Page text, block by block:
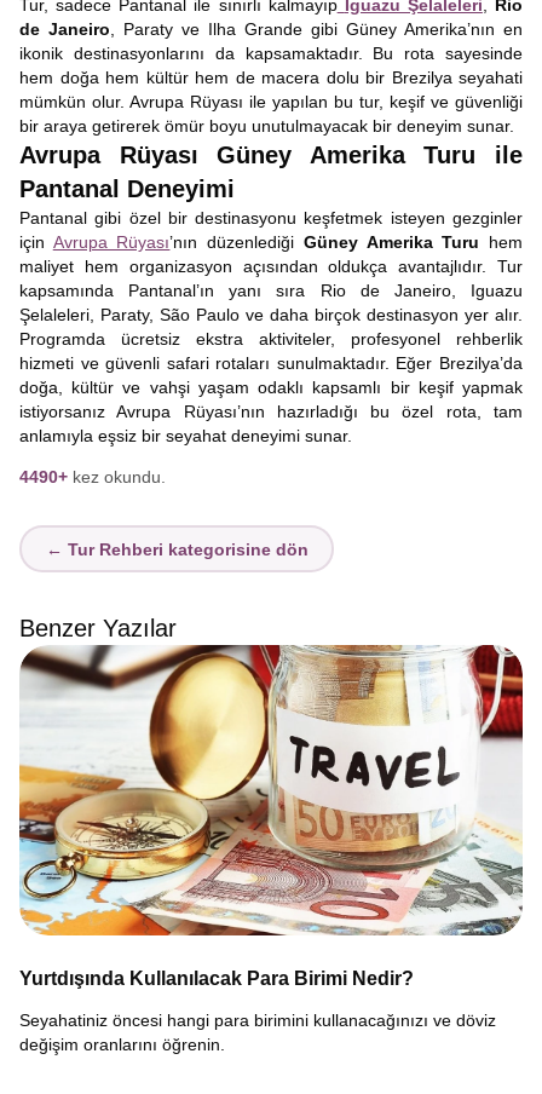
Tur, sadece Pantanal ile sınırlı kalmayıp Iguazu Şelaleleri
Rio
de Janeiro , Paraty ve Ilha Grande gibi Güney Amerika’nın en
ikonik destinasyonlarını da kapsamaktadır. Bu rota sayesinde
hem doğa hem kültür hem de macera dolu bir Brezilya seyahati
mümkün olur. Avrupa Rüyası ile yapılan bu tur, keşif ve güvenliği
bir araya getirerek ömür boyu unutulmayacak bir deneyim sunar.
Avrupa Rüyası Güney Amerika Turu ile
Pantanal Deneyimi
Pantanal gibi özel bir destinasyonu keşfetmek isteyen gezginler
için Avrupa Rüyası’nın düzenlediği Güney Amerika Turu hem
maliyet hem organizasyon açısından oldukça avantajlıdır. Tur
kapsamında Pantanal’ın yanı sıra Rio de Janeiro, Iguazu
Şelaleleri, Paraty, São Paulo ve daha birçok destinasyon yer alır.
Programda ücretsiz ekstra aktiviteler, profesyonel rehberlik
hizmeti ve güvenli safari rotaları sunulmaktadır. Eğer Brezilya’da
doğa, kültür ve vahşi yaşam odaklı kapsamlı bir keşif yapmak
istiyorsanız Avrupa Rüyası’nın hazırladığı bu özel rota, tam
anlamıyla eşsiz bir seyahat deneyimi sunar.
4490+ kez okundu.
← Tur Rehberi kategorisine dön
Benzer Yazılar
Yurtdışında Kullanılacak Para Birimi Nedir?
Seyahatiniz öncesi hangi para birimini kullanacağınızı ve döviz
değişim oranlarını öğrenin.